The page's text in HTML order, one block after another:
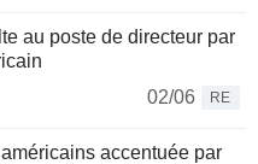
au poste de directeur par
02/06
RE
accentuée par